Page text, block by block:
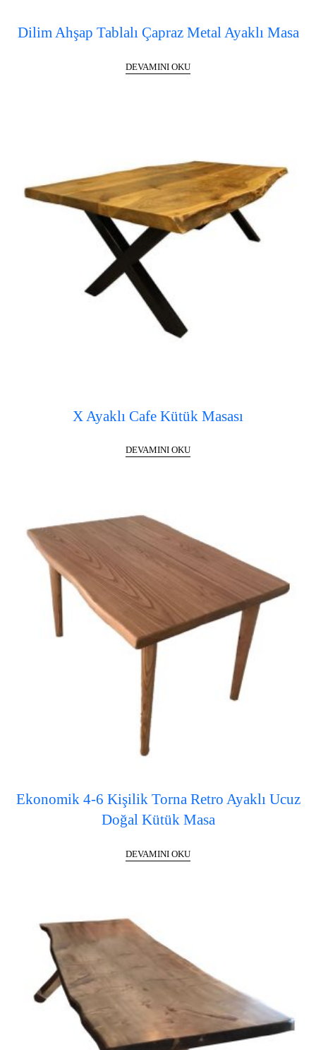
Dilim Ahşap Tablalı Çapraz Metal Ayaklı Masa
DEVAMINI OKU
X Ayaklı Cafe Kütük Masası
DEVAMINI OKU
Ekonomik 4-6 Kişilik Torna Retro Ayaklı Ucuz
Doğal Kütük Masa
DEVAMINI OKU